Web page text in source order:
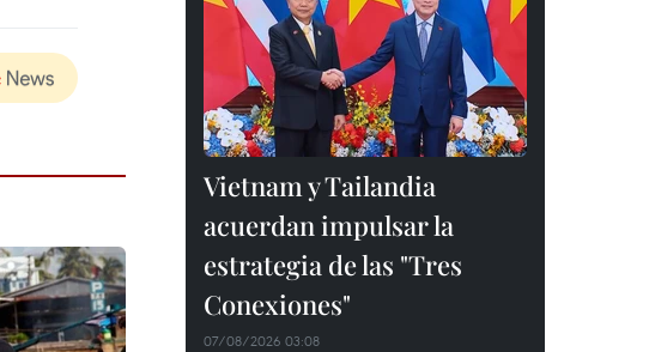
Vietnam y Tailandia
acuerdan impulsar la
estrategia de las "Tres
Conexiones"
07/08/2026 03:08